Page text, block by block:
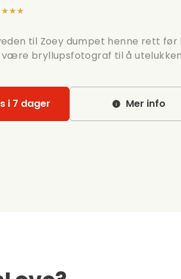
til Zoey dumpet henne rett før
bryllupsfotograf til å
i 7 dager Mer info